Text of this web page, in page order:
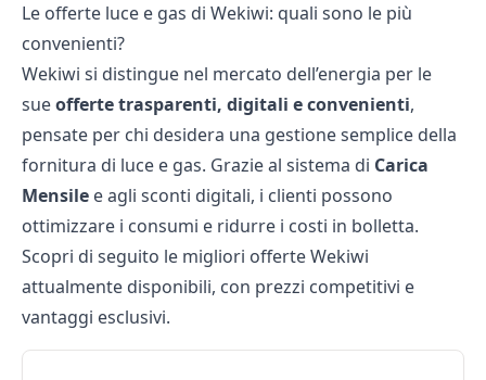
Le offerte luce e gas di Wekiwi: quali sono le più
convenienti?
Wekiwi si distingue nel mercato dell’energia per le
sueofferte trasparenti, digitali e convenienti,
pensate per chi desidera una gestione semplice della
fornitura di luce e gas. Grazie al sistema di Carica
Mensile e agli sconti digitali, i clienti possono
ottimizzare i consumi e ridurre i costi in bolletta.
Scopri di seguito le migliori offerte Wekiwi
attualmente disponibili, con prezzi competitivi e
vantaggi esclusivi.